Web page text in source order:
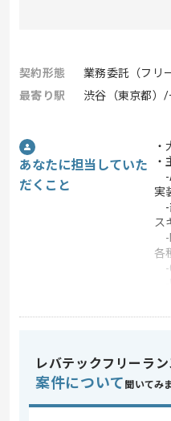
契約形態
業務委託（フリ
最寄り駅
渋谷（東京都）/
あなたに担当していた
だくこと
・
-
実
-
ス
-
各
-
業
特
レバテックフリーラ
案件について 聞いてみ